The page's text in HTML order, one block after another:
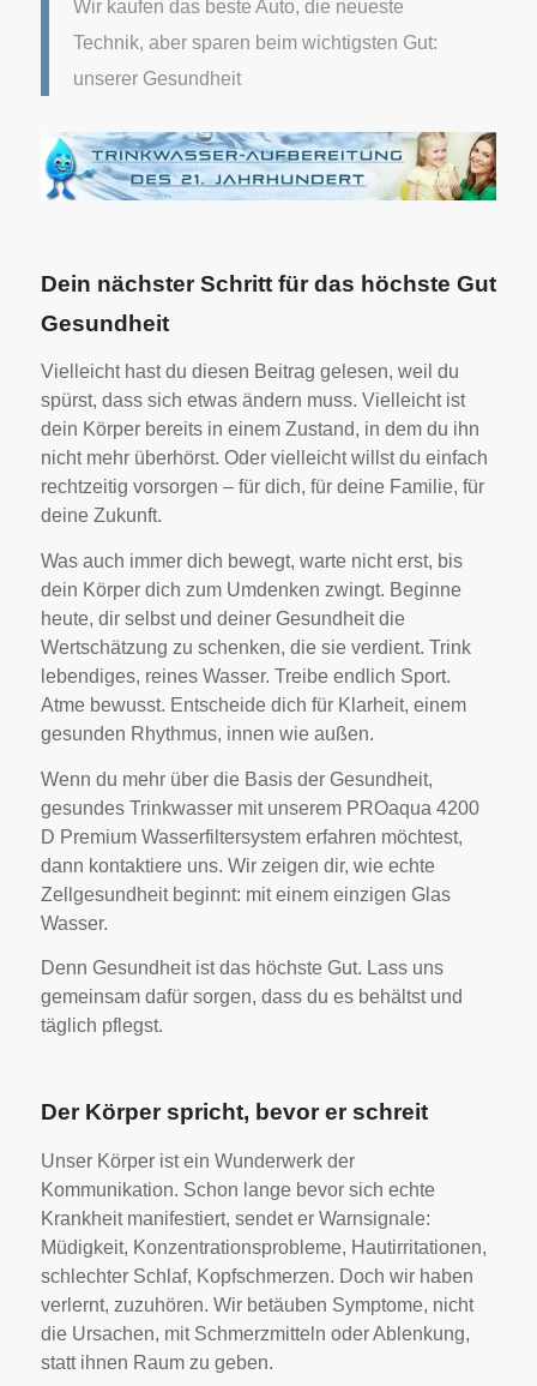
Wir kaufen das beste Auto, die neueste
Technik, aber sparen beim wichtigsten Gut:
unserer Gesundheit
Dein nächster Schritt für das höchste Gut
Gesundheit
Vielleicht hast du diesen Beitrag gelesen, weil du
spürst, dass sich etwas ändern muss. Vielleicht ist
dein Körper bereits in einem Zustand, in dem du ihn
nicht mehr überhörst. Oder vielleicht willst du einfach
rechtzeitig vorsorgen – für dich, für deine Familie, für
deine Zukunft.
Was auch immer dich bewegt, warte nicht erst, bis
dein Körper dich zum Umdenken zwingt. Beginne
heute, dir selbst und deiner Gesundheit die
Wertschätzung zu schenken, die sie verdient. Trink
lebendiges, reines Wasser. Treibe endlich Sport.
Atme bewusst. Entscheide dich für Klarheit, einem
gesunden Rhythmus, innen wie außen.
Wenn du mehr über die Basis der Gesundheit,
gesundes Trinkwasser mit unserem PROaqua 4200
D Premium Wasserfiltersystem erfahren möchtest,
dann kontaktiere uns. Wir zeigen dir, wie echte
Zellgesundheit beginnt: mit einem einzigen Glas
Wasser.
Denn Gesundheit ist das höchste Gut. Lass uns
gemeinsam dafür sorgen, dass du es behältst und
täglich pflegst.
Der Körper spricht, bevor er schreit
Unser Körper ist ein Wunderwerk der
Kommunikation. Schon lange bevor sich echte
Krankheit manifestiert, sendet er Warnsignale:
Müdigkeit, Konzentrationsprobleme, Hautirritationen,
schlechter Schlaf, Kopfschmerzen. Doch wir haben
verlernt, zuzuhören. Wir betäuben Symptome, nicht
die Ursachen, mit Schmerzmitteln oder Ablenkung,
statt ihnen Raum zu geben.